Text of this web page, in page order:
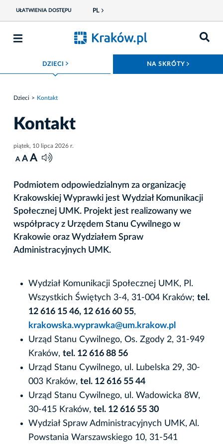
UŁATWIENIA DOSTĘPU PL
DZIECI ROZWIŃ MENU NA SKRÓTY
Dzieci Kontakt
Kontakt
piątek, 10 lipca 2026 r.
A A A
Podmiotem odpowiedzialnym za organizację
Krakowskiej Wyprawki jest Wydział Komunikacji
Społecznej UMK. Projekt jest realizowany we
współpracy z Urzędem Stanu Cywilnego w
Krakowie oraz Wydziałem Spraw
Administracyjnych UMK.
Wydział Komunikacji Społecznej UMK, Pl.
Wszystkich Świętych 3-4, 31-004 Kraków; tel.
12 616 15 46, 12 616 60 55,
krakowska.wyprawka@um.krakow.pl
Urząd Stanu Cywilnego, Os. Zgody 2, 31-949
Kraków, tel. 12 616 88 56
Urząd Stanu Cywilnego, ul. Lubelska 29, 30-
003 Kraków, tel. 12 616 55 44
Urząd Stanu Cywilnego, ul. Wadowicka 8W,
30-415 Kraków, tel. 12 616 55 30
Wydział Spraw Administracyjnych UMK, Al.
Powstania Warszawskiego 10, 31-541